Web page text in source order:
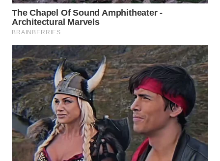
TRAVEL
WAHANA
TV
WAHANANEWS
ID
WAHANANEWS
CO ID
WAHANANEWS
NET